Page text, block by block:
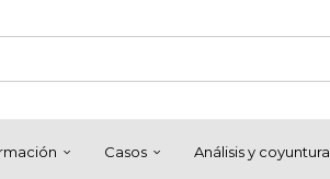
Casos Análisis y coyuntura